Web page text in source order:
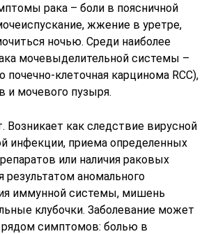
рака – боли в поясничной
жжение в уретре,
ночью. Среди наиболее
мочевыделительной системы –
почечно-клеточная карцинома RCC),
и мочевого пузыря.
Возникает как следствие вирусной
инфекции, приема определенных
или наличия раковых
результатом аномального
иммунной системы, мишень
клубочки. Заболевание может
симптомов: болью в